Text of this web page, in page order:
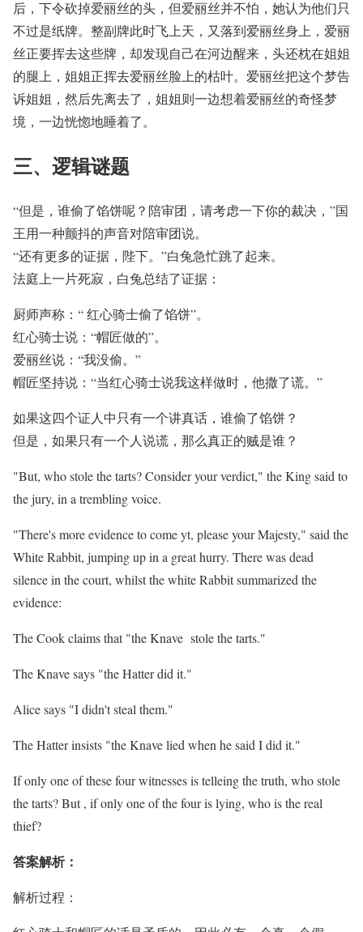
后，下令砍掉爱丽丝的头，但爱丽丝并不怕，她认为他们只
不过是纸牌。整副牌此时飞上天，又落到爱丽丝身上，爱丽
丝正要挥去这些牌，却发现自己在河边醒来，头还枕在姐姐
的腿上，姐姐正挥去爱丽丝脸上的枯叶。爱丽丝把这个梦告
诉姐姐，然后先离去了，姐姐则一边想着爱丽丝的奇怪梦
境，一边恍惚地睡着了。
三、逻辑谜题
“但是，谁偷了馅饼呢？陪审团，请考虑一下你的裁决，”国
王用一种颤抖的声音对陪审团说。
“还有更多的证据，陛下。”白兔急忙跳了起来。
法庭上一片死寂，白兔总结了证据：
厨师声称：“ 红心骑士偷了馅饼”。
红心骑士说：“帽匠做的”。
爱丽丝说：“我没偷。”
帽匠坚持说：“当红心骑士说我这样做时，他撒了谎。”
如果这四个证人中只有一个讲真话，谁偷了馅饼？
但是，如果只有一个人说谎，那么真正的贼是谁？
"But, who stole the tarts? Consider your verdict," the King said to
the jury, in a trembling voice.
"There's more evidence to come yt, please your Majesty," said the
White Rabbit, jumping up in a great hurry. There was dead
silence in the court, whilst the white Rabbit summarized the
evidence:
The Cook claims that "the Knave stole the tarts."
The Knave says "the Hatter did it."
Alice says "I didn't steal them."
The Hatter insists "the Knave lied when he said I did it."
If only one of these four witnesses is telleing the truth, who stole
the tarts? But , if only one of the four is lying, who is the real
thief?
答案解析：
解析过程：